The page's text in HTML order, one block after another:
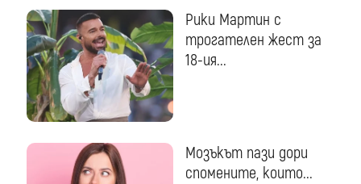
Рики Мартин с
трогателен жест за
18-ия...
Мозъкът пази дори
спомените, които...